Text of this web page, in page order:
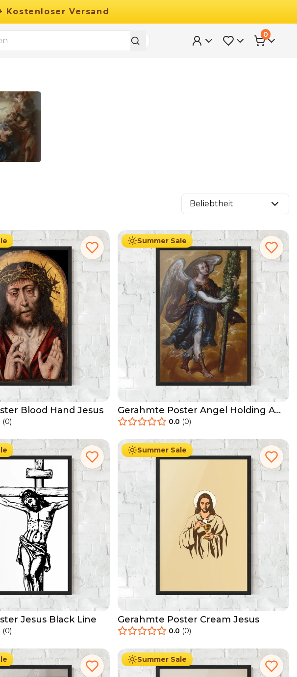
Kostenloser Versand
0
Beliebtheit
Blood Hand Jesus
(0)
Summer Sale
29.90 €
Gerahmte Poster Angel Holding A
Tree
0.0 (0)
Jesus Black Line
(0)
Summer Sale
Ab 49.90 € 29.90
Gerahmte Poster Cream Jesus
0.0 (0)
Summer Sale
Ab 49.90 € 29.90